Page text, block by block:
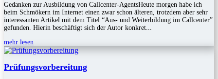
Gedanken zur Ausbildung von Callcenter-AgentsHeute morgen habe ich
beim Schmökern im Internet einen zwar schon älteren, trotzdem aber sehr
interessanten Artikel mit dem Titel “Aus- und Weiterbildung im Callcenter”
gefunden. Hierin beschäftigt sich der Autor konkret...
mehr lesen
Prüfungsvorbereitung